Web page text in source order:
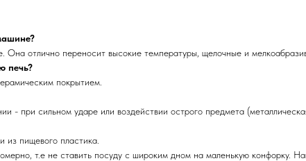
отлично переносит высокие температуры, щелочные и
печь?
покрытием.
- при сильном ударе или воздействии острого предмета
из пищевого пластика.
т.е не ставить посуду с широким дном на маленькую конфорку.